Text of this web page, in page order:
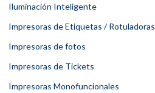
Iluminación Inteligente
Impresoras de Etiquetas / Rotuladoras
Impresoras de fotos
Impresoras de Tickets
Impresoras Monofuncionales